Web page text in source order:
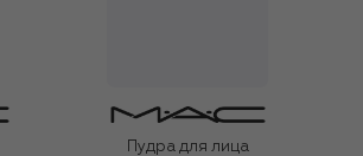
Пудра для лица